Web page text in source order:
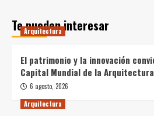
Te pueden interesar
Arquitectura
El patrimonio y la innovación
Capital Mundial de la
6 agosto, 2026
Arquitectura